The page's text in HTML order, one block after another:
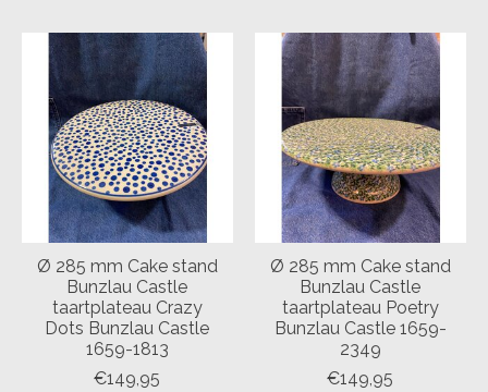
Ø 285 mm Cake stand
Bunzlau Castle
taartplateau Crazy
Dots Bunzlau Castle
1659-1813
€149,95
Ø 285 mm Cake stand
Bunzlau Castle
taartplateau Poetry
Bunzlau Castle 1659-
2349
€149,95